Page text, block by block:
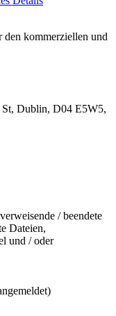
den kommerziellen und
Dublin, D04 E5W5,
/ beendete
Dateien,
und / oder